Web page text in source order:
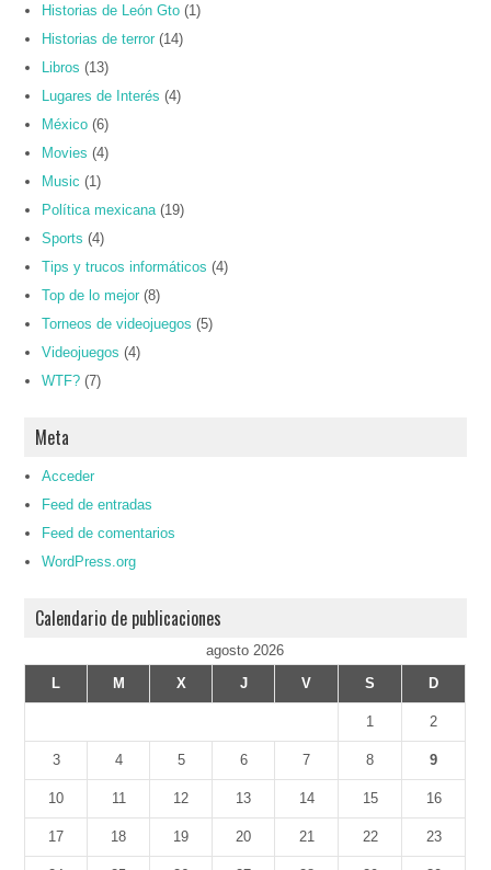
Historias de León Gto (1)
Historias de terror (14)
Libros (13)
Lugares de Interés (4)
México (6)
Movies (4)
Music (1)
Política mexicana (19)
Sports (4)
Tips y trucos informáticos (4)
Top de lo mejor (8)
Torneos de videojuegos (5)
Videojuegos (4)
WTF? (7)
Meta
Acceder
Feed de entradas
Feed de comentarios
WordPress.org
Calendario de publicaciones
agosto 2026
L
M X J V S D
1 2
3 4 5 6 7 8 9
10 11 12 13 14 15 16
17 18 19 20 21 22 23